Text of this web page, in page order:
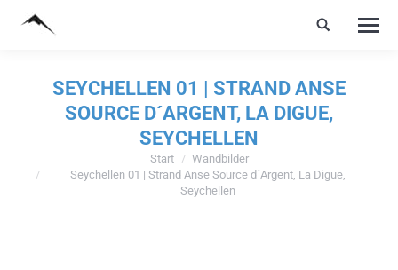
SEYCHELLEN 01 | STRAND ANSE
SOURCE D´ARGENT, LA DIGUE,
SEYCHELLEN
Start
Wandbilder
Seychellen 01 | Strand Anse Source d´Argent, La Digue,
Seychellen